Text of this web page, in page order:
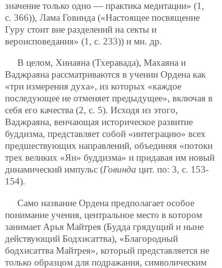
значение только одно — практика медитации» (1,
с. 366)), Лама Говинда («Настоящее посвящение
Гуру стоит вне разделений на секты и
вероисповедания» (1, с. 233)) и мн. др.
В целом, Хинаяна (Тхеравада), Махаяна и
Ваджраяна рассматриваются в учении Ордена как
«три измерения духа», из которых «каждое
последующее не отменяет предыдущее», включая в
себя его качества (2, с. 5). Исходя из этого,
Ваджраяна, венчающая историческое развитие
буддизма, представляет собой «интеграцию» всех
предшествующих направлений, объединяя «потоки
трех великих «Ян» буддизма» и придавая им новый
динамический импульс (Говинда цит. по: 3, с. 153-
154).
Само название Ордена предполагает особое
понимание учения, центральное место в котором
занимает Арья Майтрея (Будда грядущий и ныне
действующий Бодхисаттва), «Благородный
бодхисаттва Майтрея», который представляется не
только образцом для подражания, символическим